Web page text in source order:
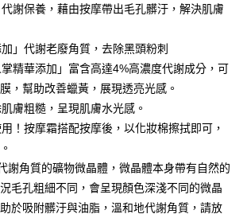
後14天內，點擊此簡訊中的連結，可透過四大超商／
方式進行付款，方視為交易完成。
當下不需立刻繳費，但若您需要取消訂單，請聯絡
家同意取消之訂單仍視為有效，需透過AFTEE先享
取消欲退款等相關疑問，請聯繫「AFTEE先享後付
netprotections.freshdesk.com/support/home
有限公司提供之「AFTEE先享後付」服務完成之交
圍內提供個人資料，並將交易相關給付款項請求債
限公司。
宜，請瀏覽以下網址：
含以上)免運費
含以上)免運費
含以上)免運費
含以上)免運費
謝保養，藉由按摩帶出毛孔髒汙，解決肌膚
」代謝老廢角質，去除黑頭粉刺
精華添加」富含高達4%高濃度代謝成分，可
，幫助改善蠟黃，展現透亮光感。
膚粗糙，呈現肌膚水光感。
！按摩霜搭配按摩後，以化妝棉擦拭即可，
謝角質的礦物微晶體，微晶體本身帶有自然的
毛孔粗細不同，會呈現顏色深淺不同的微晶
於吸附髒汙與油脂，溫和地代謝角質，請放